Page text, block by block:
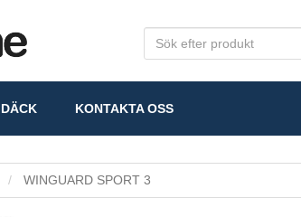
DÄCK KONTAKTA OSS
WINGUARD SPORT 3